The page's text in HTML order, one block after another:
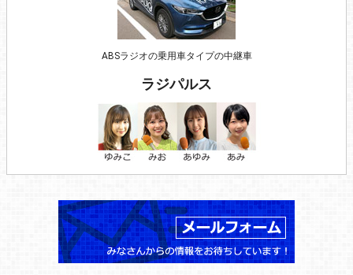
ABSラジオの乗用車タイプの中継車
ラジパルス